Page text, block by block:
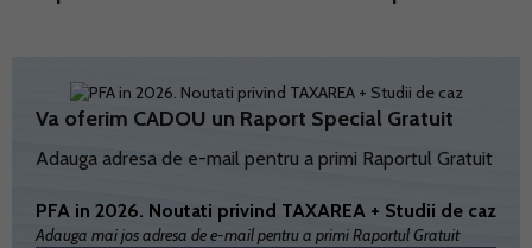
Va oferim CADOU un Raport Special Gratuit
Adauga adresa de e-mail pentru a primi Raportul Gratuit
PFA in 2026. Noutati privind TAXAREA + Studii de caz
Adauga mai jos adresa de e-mail pentru a primi Raportul Gratuit